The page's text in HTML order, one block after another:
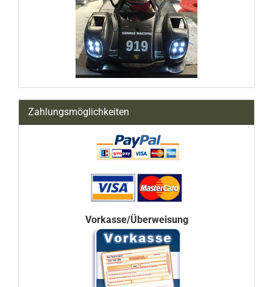
Zahlungsmöglichkeiten
Vorkasse/Überweisung